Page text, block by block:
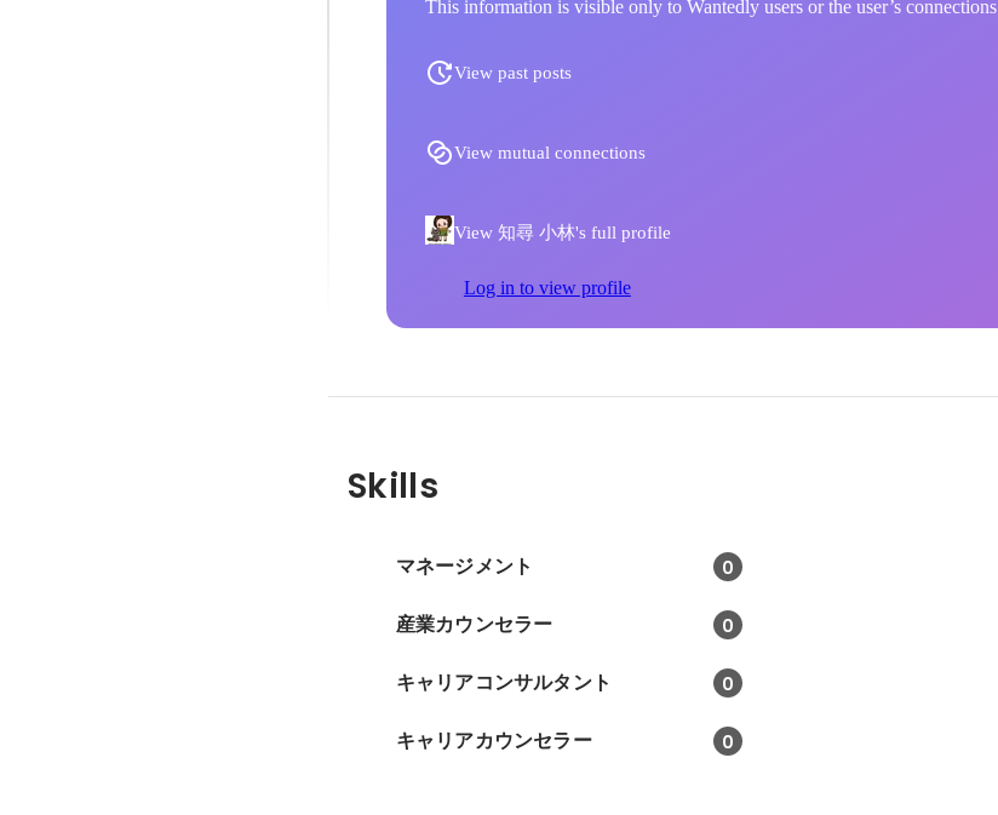
This information is visible only to Wantedly users or the user’s connections
View past posts
View mutual connections
View 知尋 小林's full profile
Log in to view profile
Skills
マネージメント 0
産業カウンセラー 0
キャリアコンサルタント 0
キャリアカウンセラー 0